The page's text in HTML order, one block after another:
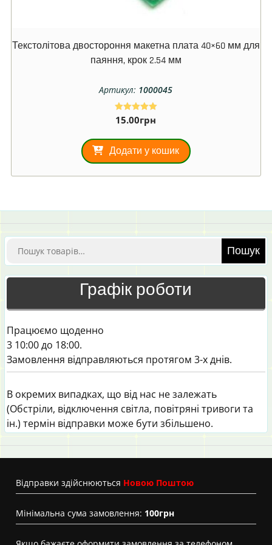
Текстолітова двостороння макетна плата 40×60 мм для
паяння, крок 2.54 мм
Артикул: 1000045
Оцінено в
5
15.00грн
Додати у кошик
Шукати: Пошук
Графік роботи
Працюємо щоденно
3 10:00 до 18:00.
Замовлення відправляються протягом 3-х днів.
В окремих випадках, що від нас не залежать
(Обстріли, відключення світла, повітряні тривоги та
ін.) термін відправки може бути збільшено.
Вiдправки здійснюються Новою Поштою
Мінімальна сума замовлення: 100грн